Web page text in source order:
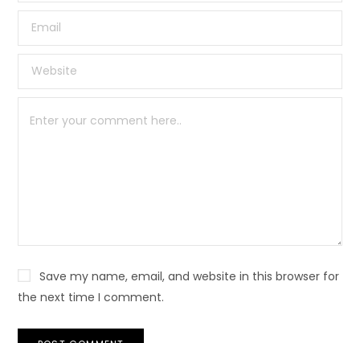
Save my name, email, and website in this browser for
the next time I comment.